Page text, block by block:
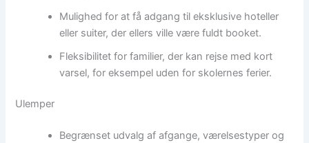
Mulighed for at få adgang til eksklusive hoteller
eller suiter, der ellers ville være fuldt booket.
Fleksibilitet for familier, der kan rejse med kort
varsel, for eksempel uden for skolernes ferier.
Ulemper
Begrænset udvalg af afgange, værelsestyper og